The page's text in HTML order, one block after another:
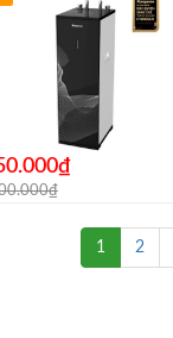
1 2